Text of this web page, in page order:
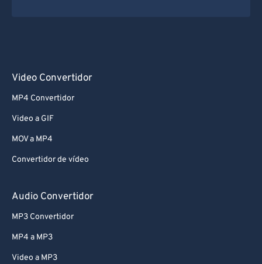
Video Convertidor
MP4 Convertidor
Video a GIF
MOV a MP4
Convertidor de vídeo
Audio Convertidor
MP3 Convertidor
MP4 a MP3
Video a MP3